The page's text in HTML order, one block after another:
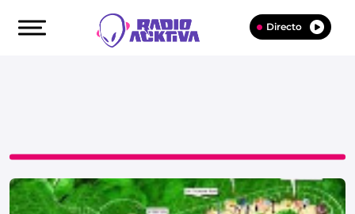
Directo